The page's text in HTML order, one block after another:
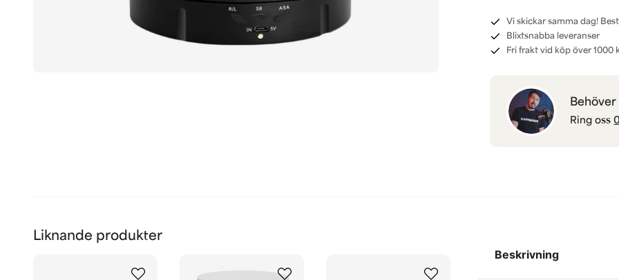
Vi skickar samma dag!
Blixtsnabba leveranser
Fri frakt vid köp över 1000
Ring oss
Liknande produkter
Beskrivning